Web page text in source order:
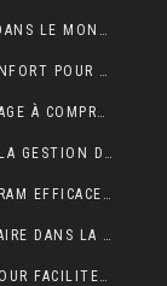
IMPORTANCE DE L’ENTRETIEN DES CAMIONS DANS LE MONDE DU TRANSPORT ROUTIER
PONCHO FEMME : LA TENDANCE MODE ET CONFORT POUR L’HIVER
NATURE ET DÉCOUVERTES : LES SACS DE VOYAGE À COMPRESSION POUR OPTIMISER CHAQUE AVENTURE
COMMENT UNE DSI EXTERNALISÉE OPTIMISE LA GESTION DE VOTRE SYSTÈME D’INFORMATION ?
CRÉEZ DES PUBLICITÉS FACEBOOK ET INSTAGRAM EFFICACES POUR VOTRE BUSINESS
POURQUOI ACHETER UNE RÉSIDENCE SECONDAIRE DANS LA STATION BALNÉAIRE DE PORTICCIO EN CORSE DU SUD, DANS LE GOLFE D’AJACCIO ?
ENTREPRISE SPÉCIALISÉE : VOTRE SECOURS POUR FACILITER VOTRE DÉMÉNAGEMENT